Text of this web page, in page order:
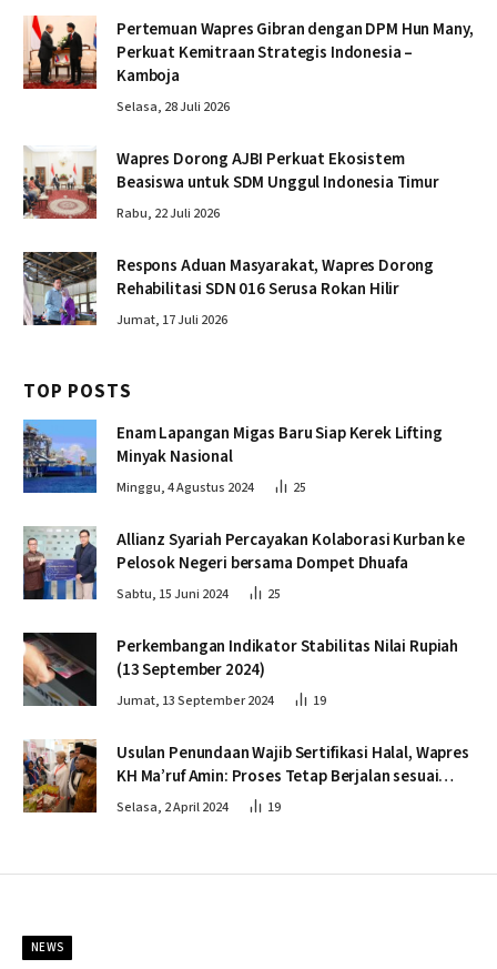
Pertemuan Wapres Gibran dengan DPM Hun Many,
Perkuat Kemitraan Strategis Indonesia –
Kamboja
Selasa, 28 Juli 2026
Wapres Dorong AJBI Perkuat Ekosistem
Beasiswa untuk SDM Unggul Indonesia Timur
Rabu, 22 Juli 2026
Respons Aduan Masyarakat, Wapres Dorong
Rehabilitasi SDN 016 Serusa Rokan Hilir
Jumat, 17 Juli 2026
TOP POSTS
Enam Lapangan Migas Baru Siap Kerek Lifting
Minyak Nasional
Minggu, 4 Agustus 2024 25
Allianz Syariah Percayakan Kolaborasi Kurban ke
Pelosok Negeri bersama Dompet Dhuafa
Sabtu, 15 Juni 2024 25
Perkembangan Indikator Stabilitas Nilai Rupiah
(13 September 2024)
Jumat, 13 September 2024 19
Usulan Penundaan Wajib Sertifikasi Halal, Wapres
KH Ma’ruf Amin: Proses Tetap Berjalan sesuai
Penahapan
Selasa, 2 April 2024 19
NEWS